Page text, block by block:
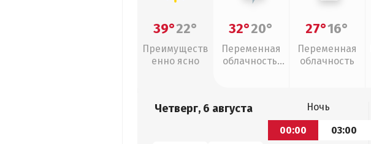
39°22°
Преимуществ
енно ясно
32°20°
Переменная
облачность,
27°16°
Переменная
облачность
Четверг, 6 августа Ночь
00:00
03:00